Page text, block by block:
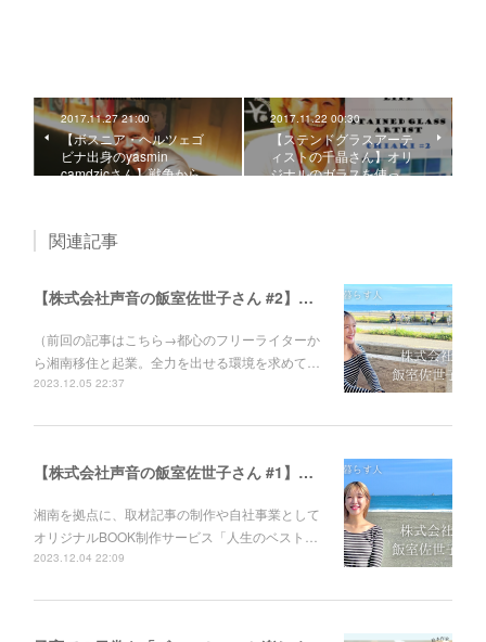
2017.11.27 21:00
【ボスニア・ヘルツェゴ
ビナ出身のyasmin
camdzicさん】戦争から…
2017.11.22 00:30
【ステンドグラスアーテ
ィストの千晶さん】オリ
ジナルのガラスを使っ…
関連記事
【株式会社声音の飯室佐世子さん #2】自分の人生に感動し、大切な人に声を遺してほしい。オリジナルBOOK制作サービス『人生のベスト盤』に込めた思い。
（前回の記事はこちら→都心のフリーライターか
ら湘南移住と起業。全力を出せる環境を求めて…
2023.12.05 22:37
【株式会社声音の飯室佐世子さん #1】都心のフリーライターから湘南移住と起業。全力を出せる環境を求めてたどり着いた、ゆとりのある生き方とは？
湘南を拠点に、取材記事の制作や自社事業として
オリジナルBOOK制作サービス「人生のベスト…
2023.12.04 22:09